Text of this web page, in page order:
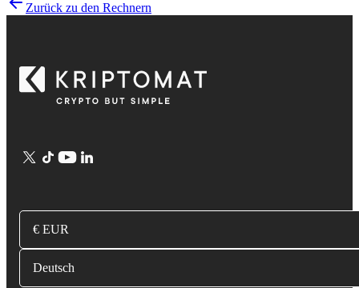
Zurück zu den Rechnern
€ EUR
Deutsch